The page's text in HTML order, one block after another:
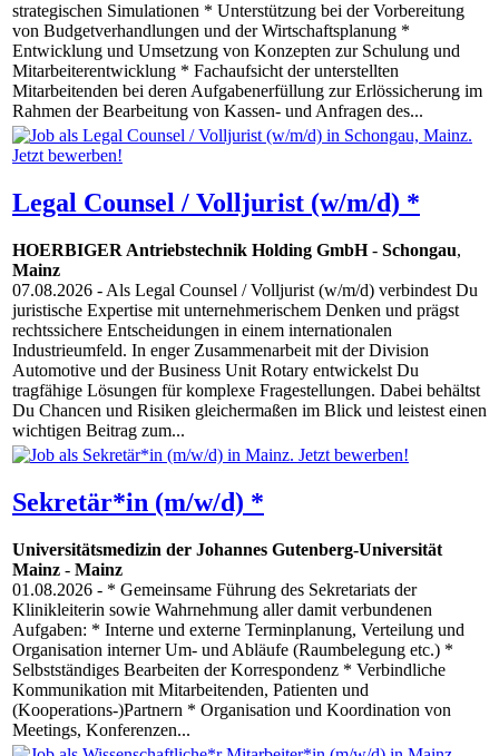
strategischen Simulationen * Unterstützung bei der Vorbereitung
von Budgetverhandlungen und der Wirtschaftsplanung *
Entwicklung und Umsetzung von Konzepten zur Schulung und
Mitarbeiterentwicklung * Fachaufsicht der unterstellten
Mitarbeitenden bei deren Aufgabenerfüllung zur Erlössicherung im
Rahmen der Bearbeitung von Kassen- und Anfragen des...
Legal Counsel / Volljurist (w/m/d) *
HOERBIGER Antriebstechnik Holding GmbH- Schongau,
Mainz
07.08.2026 - Als Legal Counsel / Volljurist (w/m/d) verbindest Du
juristische Expertise mit unternehmerischem Denken und prägst
rechtssichere Entscheidungen in einem internationalen
Industrieumfeld. In enger Zusammenarbeit mit der Division
Automotive und der Business Unit Rotary entwickelst Du
tragfähige Lösungen für komplexe Fragestellungen. Dabei behältst
Du Chancen und Risiken gleichermaßen im Blick und leistest einen
wichtigen Beitrag zum...
Sekretär*in (m/w/d) *
Universitätsmedizin der Johannes Gutenberg-Universität
Mainz - Mainz
01.08.2026 - * Gemeinsame Führung des Sekretariats der
Klinikleiterin sowie Wahrnehmung aller damit verbundenen
Aufgaben: * Interne und externe Terminplanung, Verteilung und
Organisation interner Um- und Abläufe (Raumbelegung etc.) *
Selbstständiges Bearbeiten der Korrespondenz * Verbindliche
Kommunikation mit Mitarbeitenden, Patienten und
(Kooperations-)Partnern * Organisation und Koordination von
Meetings, Konferenzen...